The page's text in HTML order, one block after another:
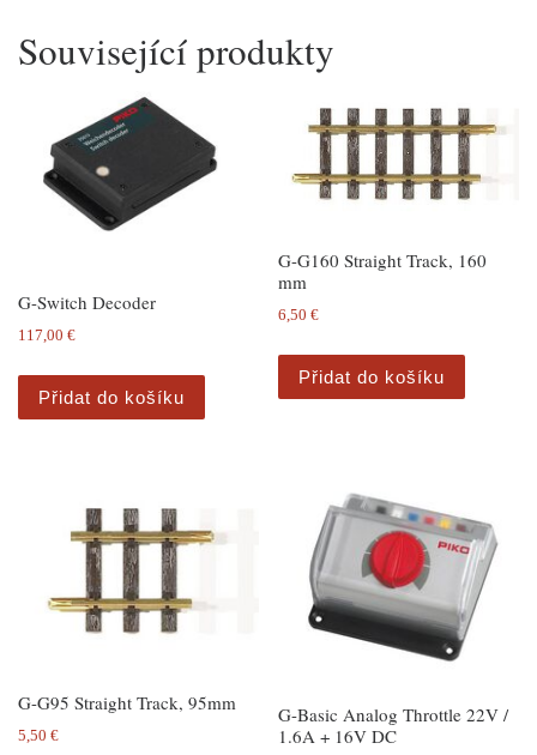
Související produkty
G-Switch Decoder
117,00 €
Přidat do košíku
G-G160 Straight Track, 160
mm
6,50€
Přidat do košíku
G-G95 Straight Track, 95mm
5,50 €
G-Basic Analog Throttle 22V /
1.6A + 16V DC